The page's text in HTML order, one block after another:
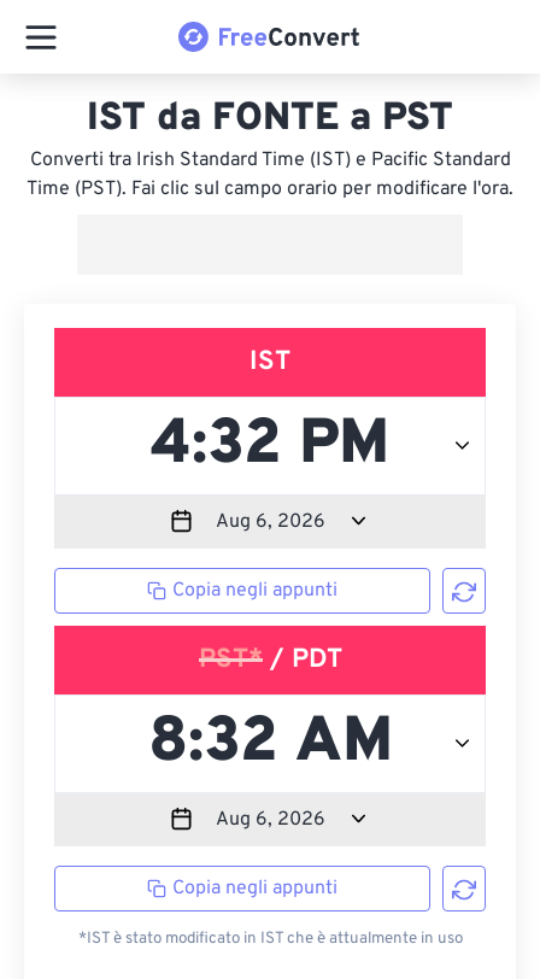
IST da FONTE a PST
Converti tra Irish Standard Time (IST) e Pacific Standard
Time (PST). Fai clic sul campo orario per modificare l'ora.
IST
Copia negli appunti
PST*/ PDT
Copia negli appunti
*IST è stato modificato in IST che è attualmente in uso